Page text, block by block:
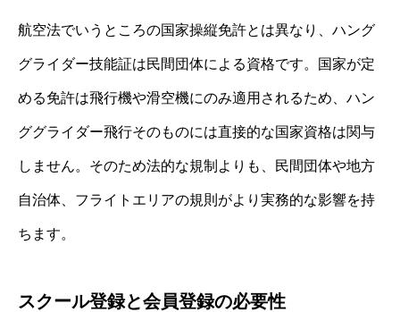
航空法でいうところの国家操縦免許とは異なり、ハング
グライダー技能証は民間団体による資格です。国家が定
める免許は飛行機や滑空機にのみ適用されるため、ハン
ググライダー飛行そのものには直接的な国家資格は関与
しません。そのため法的な規制よりも、民間団体や地方
自治体、フライトエリアの規則がより実務的な影響を持
ちます。
スクール登録と会員登録の必要性